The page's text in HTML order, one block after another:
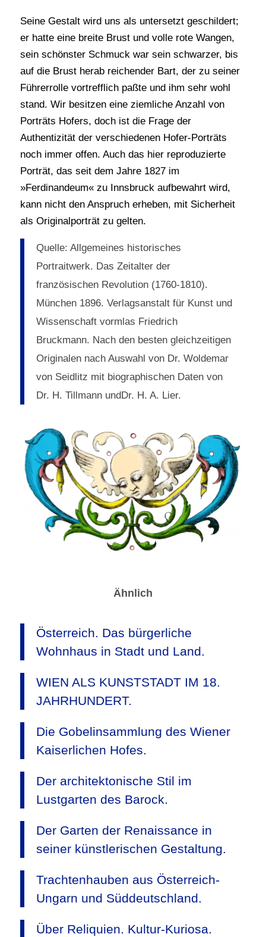
Seine Gestalt wird uns als untersetzt geschildert;
er hatte eine breite Brust und volle rote Wangen,
sein schönster Schmuck war sein schwarzer, bis
auf die Brust herab reichender Bart, der zu seiner
Führerrolle vortrefflich paßte und ihm sehr wohl
stand. Wir besitzen eine ziemliche Anzahl von
Porträts Hofers, doch ist die Frage der
Authentizität der verschiedenen Hofer-Porträts
noch immer offen. Auch das hier reproduzierte
Porträt, das seit dem Jahre 1827 im
»Ferdinandeum« zu Innsbruck aufbewahrt wird,
kann nicht den Anspruch erheben, mit Sicherheit
als Originalporträt zu gelten.
Quelle: Allgemeines historisches
Portraitwerk. Das Zeitalter der
französischen Revolution (1760-1810).
München 1896. Verlagsanstalt für Kunst und
Wissenschaft vormlas Friedrich
Bruckmann. Nach den besten gleichzeitigen
Originalen nach Auswahl von Dr. Woldemar
von Seidlitz mit biographischen Daten von
Dr. H. Tillmann undDr. H. A. Lier.
Ähnlich
Österreich. Das bürgerliche
Wohnhaus in Stadt und Land.
WIEN ALS KUNSTSTADT IM 18.
JAHRHUNDERT.
Die Gobelinsammlung des Wiener
Kaiserlichen Hofes.
Der architektonische Stil im
Lustgarten des Barock.
Der Garten der Renaissance in
seiner künstlerischen Gestaltung.
Trachtenhauben aus Österreich-
Ungarn und Süddeutschland.
Über Reliquien. Kultur-Kuriosa.